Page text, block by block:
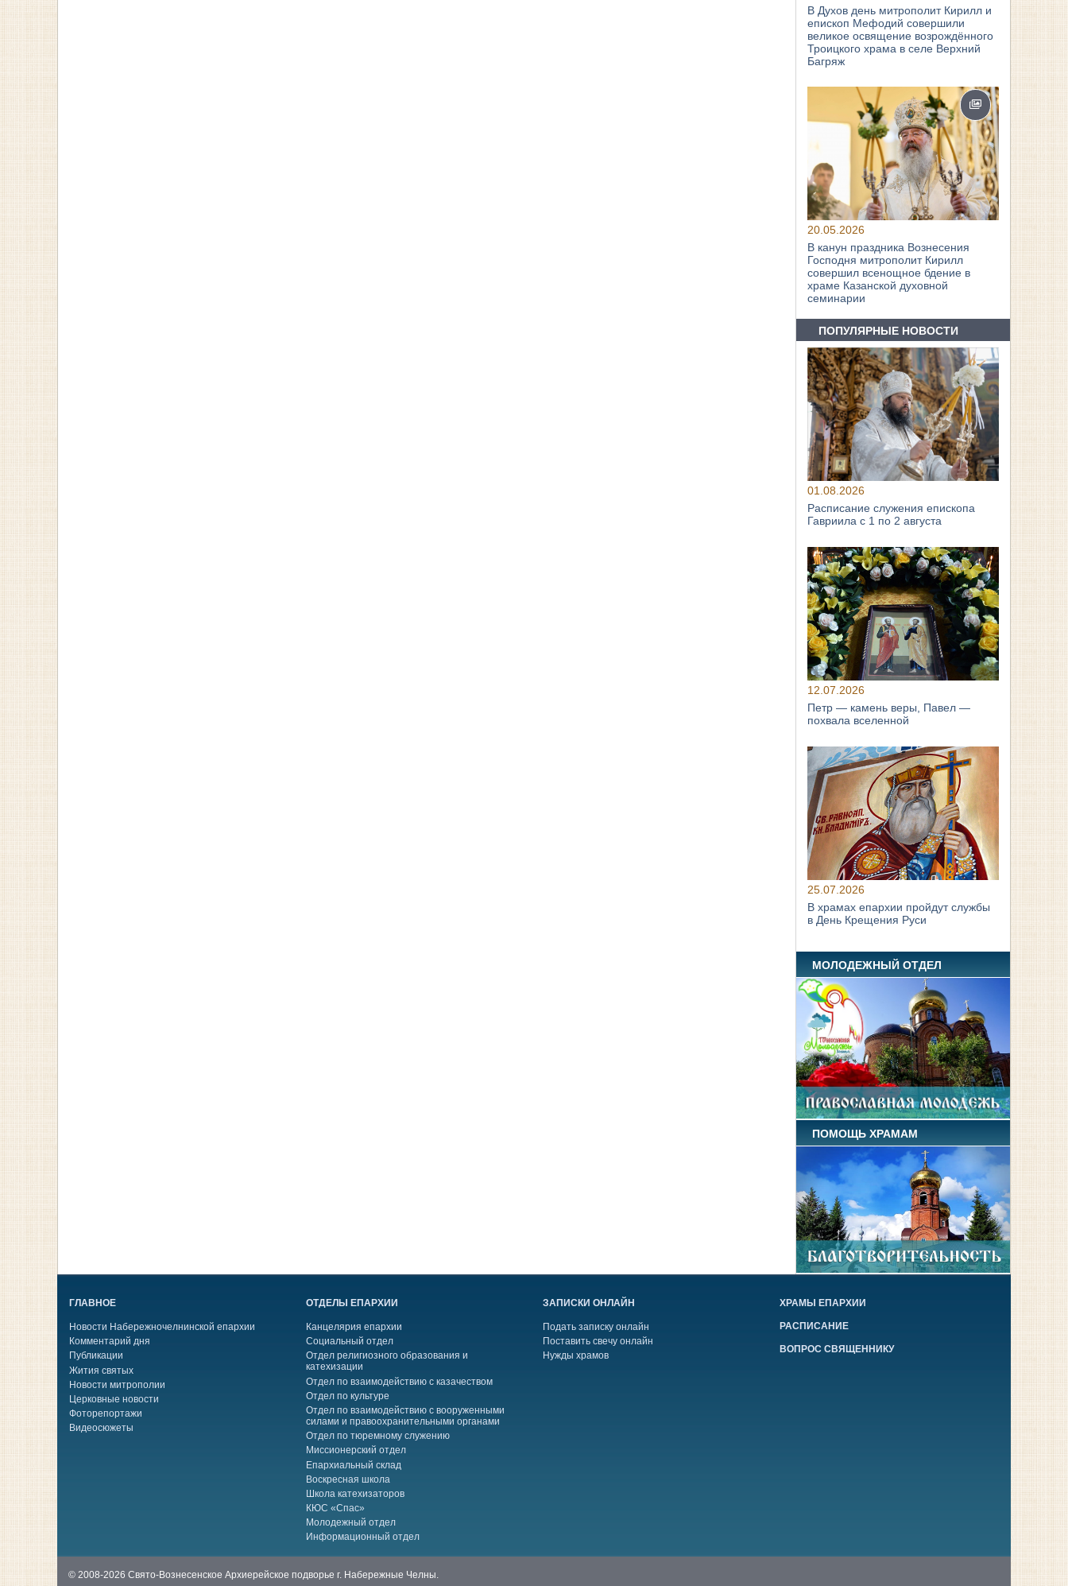
В Духов день митрополит Кирилл и
епископ Мефодий совершили
великое освящение возрождённого
Троицкого храма в селе Верхний
Багряж
20.05.2026
В канун праздника Вознесения
Господня митрополит Кирилл
совершил всенощное бдение в
храме Казанской духовной
семинарии
ПОПУЛЯРНЫЕ НОВОСТИ
01.08.2026
Расписание служения епископа
Гавриила с 1 по 2 августа
12.07.2026
Петр — камень веры, Павел —
похвала вселенной
25.07.2026
В храмах епархии пройдут службы
в День Крещения Руси
МОЛОДЕЖНЫЙ ОТДЕЛ
ПОМОЩЬ ХРАМАМ
ГЛАВНОЕ
Новости Набережночелнинской епархии
Комментарий дня
Публикации
Жития святых
Новости митрополии
Церковные новости
Фоторепортажи
Видеосюжеты
ОТДЕЛЫ ЕПАРХИИ
Канцелярия епархии
Социальный отдел
Отдел религиозного образования и
катехизации
Отдел по взаимодействию с казачеством
Отдел по культуре
Отдел по взаимодействию с вооруженными
силами и правоохранительными органами
Отдел по тюремному служению
Миссионерский отдел
Епархиальный склад
Воскресная школа
Школа катехизаторов
КЮС «Спас»
Молодежный отдел
Информационный отдел
ЗАПИСКИ ОНЛАЙН
Подать записку онлайн
Поставить свечу онлайн
Нужды храмов
ХРАМЫ ЕПАРХИИ
РАСПИСАНИЕ
ВОПРОС СВЯЩЕННИКУ
© 2008-2026 Свято-Вознесенское Архиерейское подворье г. Набережные Челны.